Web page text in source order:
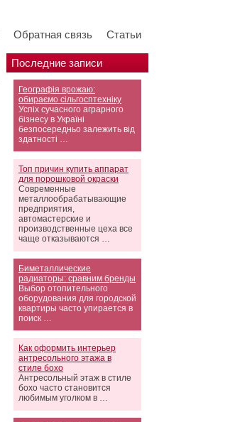
Обратная связь Статьи
Последние записи
Географія врожаю:
обираємо сільгосптехніку
Успіх сучасного аграрного
бізнесу в Україні
безпосередньо залежить від
здатності …
Топ причин купить аппарат
для порошковой окраски
Современные
металлообрабатывающие
предприятия,
автомастерские и
производственные цеха все
чаще отказываются …
Биметаллические
радиаторы: сравним бренды
Выбор отопительного
оборудования для городской
квартиры часто упирается в
поиск …
Как оформить интерьер
антресольного этажа в
стиле бохо
Антресольный этаж в стиле
бохо часто становится
любимым уголком в …